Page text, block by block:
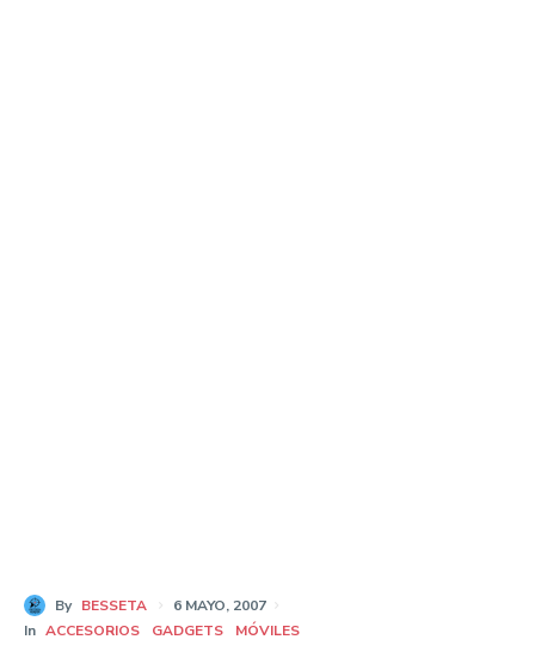
By BESSETA
6 MAYO, 2007
In ACCESORIOS GADGETS MÓVILES